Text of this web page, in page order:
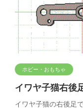
ホビー・おもちゃ
イワヤ子猫右後
イワヤ子猫の右後足で